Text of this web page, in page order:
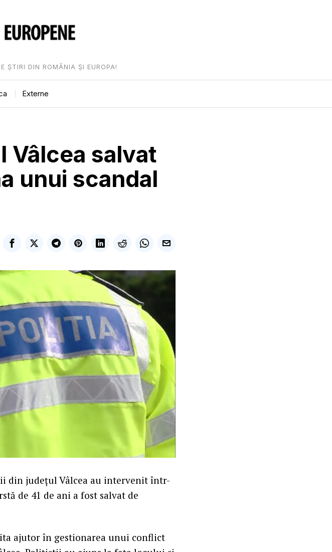
ȘTIRI DIN ROMÂNIA ȘI EUROPA!
Externe
Vâlcea salvat
unui scandal
din județul Vâlcea au intervenit într-
de 41 de ani a fost salvat de
ajutor în gestionarea unui conflict